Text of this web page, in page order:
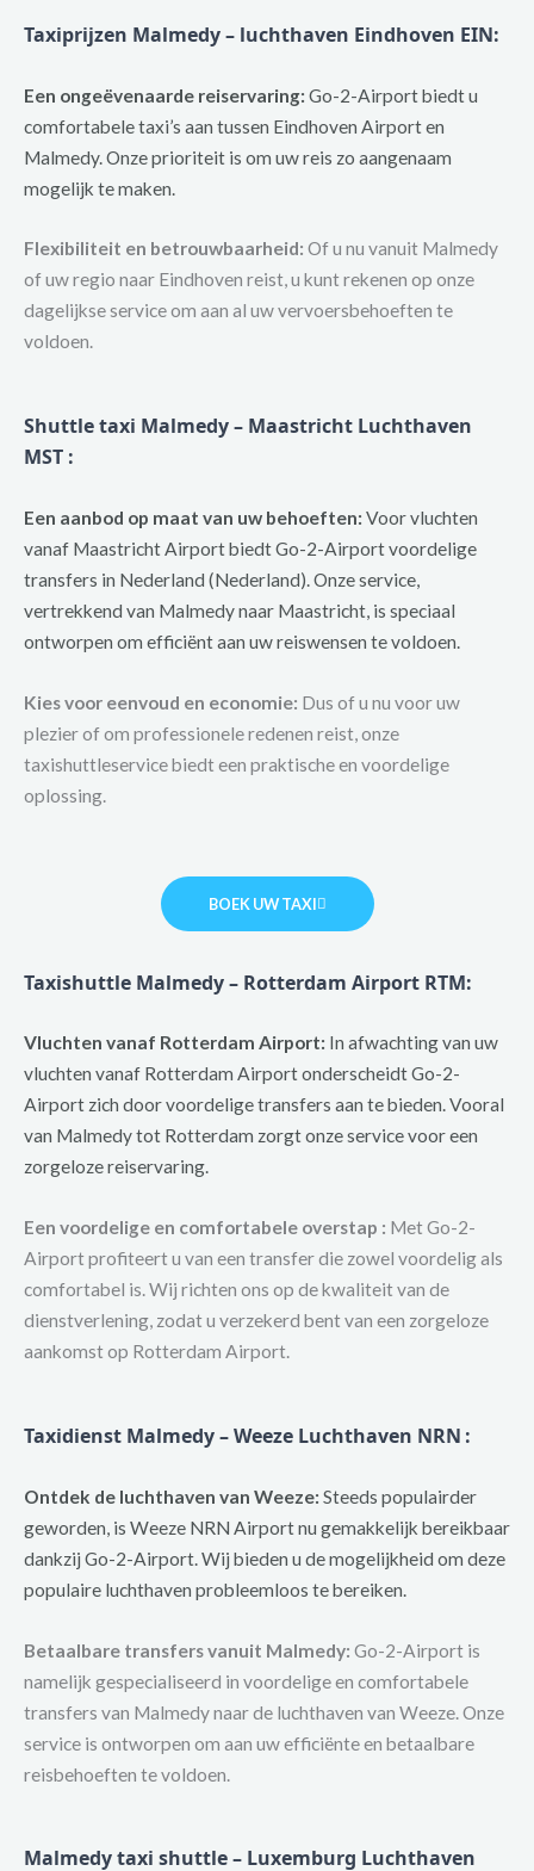
Taxiprijzen Malmedy – luchthaven Eindhoven EIN:
Een ongeëvenaarde reiservaring: Go-2-Airport biedt u
comfortabele taxi’s aan tussen Eindhoven Airport en
Malmedy. Onze prioriteit is om uw reis zo aangenaam
mogelijk te maken.
Flexibiliteit en betrouwbaarheid: Of u nu vanuit Malmedy
of uw regio naar Eindhoven reist, u kunt rekenen op onze
dagelijkse service om aan al uw vervoersbehoeften te
voldoen.
Shuttle taxi Malmedy – Maastricht Luchthaven
MST :
Een aanbod op maat van uw behoeften: Voor vluchten
vanaf Maastricht Airport biedt Go-2-Airport voordelige
transfers in Nederland (Nederland). Onze service,
vertrekkend van Malmedy naar Maastricht, is speciaal
ontworpen om efficiënt aan uw reiswensen te voldoen.
Kies voor eenvoud en economie: Dus of u nu voor uw
plezier of om professionele redenen reist, onze
taxishuttleservice biedt een praktische en voordelige
oplossing.
BOEK UW TAXI
Taxishuttle Malmedy – Rotterdam Airport RTM:
Vluchten vanaf Rotterdam Airport: In afwachting van uw
vluchten vanaf Rotterdam Airport onderscheidt Go-2-
Airport zich door voordelige transfers aan te bieden. Vooral
van Malmedy tot Rotterdam zorgt onze service voor een
zorgeloze reiservaring.
Een voordelige en comfortabele overstap : Met Go-2-
Airport profiteert u van een transfer die zowel voordelig als
comfortabel is. Wij richten ons op de kwaliteit van de
dienstverlening, zodat u verzekerd bent van een zorgeloze
aankomst op Rotterdam Airport.
Taxidienst Malmedy – Weeze Luchthaven NRN :
Ontdek de luchthaven van Weeze: Steeds populairder
geworden, is Weeze NRN Airport nu gemakkelijk bereikbaar
dankzij Go-2-Airport. Wij bieden u de mogelijkheid om deze
populaire luchthaven probleemloos te bereiken.
Betaalbare transfers vanuit Malmedy: Go-2-Airport is
namelijk gespecialiseerd in voordelige en comfortabele
transfers van Malmedy naar de luchthaven van Weeze. Onze
service is ontworpen om aan uw efficiënte en betaalbare
reisbehoeften te voldoen.
Malmedy taxi shuttle – Luxemburg Luchthaven